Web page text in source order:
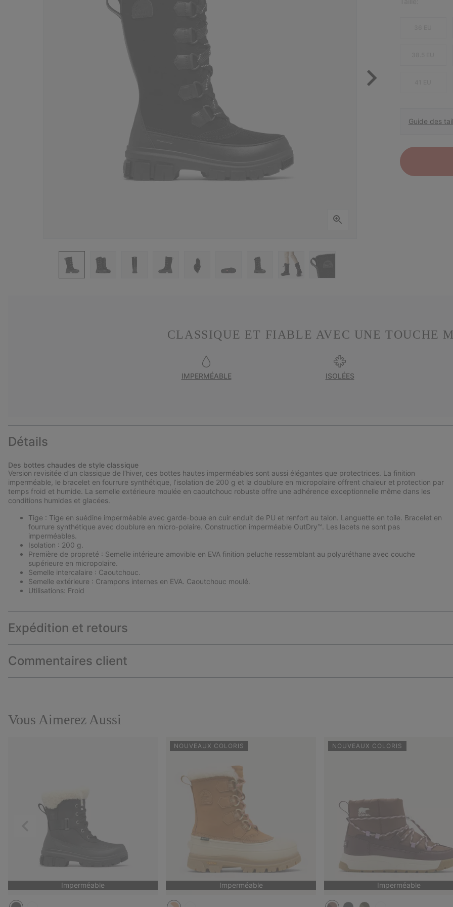
Guide des
CLASSIQUE ET FIABLE AVEC UNE TOUCHE
IMPERMÉABLE ISOLÉES
Détails
Des bottes chaudes de style classique
Version revisitée d’un classique de l’hiver, ces bottes hautes imperméables sont aussi élégantes que protectrices. La finition
imperméable, le bracelet en fourrure synthétique, l’isolation de 200 g et la doublure en micropolaire offrent chaleur et protection par
temps froid et humide. La semelle extérieure moulée en caoutchouc robuste offre une adhérence exceptionnelle même dans les
conditions humides et glacées.
Tige : Tige en suédine imperméable avec garde-boue en cuir enduit de PU et renfort au talon. Languette en toile. Bracelet en
fourrure synthétique avec doublure en micro-polaire. Construction imperméable OutDry™. Les lacets ne sont pas
imperméables.
Isolation : 200 g.
Première de propreté : Semelle intérieure amovible en EVA finition peluche ressemblant au polyuréthane avec couche
supérieure en micropolaire.
Semelle intercalaire : Caoutchouc.
Semelle extérieure : Crampons internes en EVA. Caoutchouc moulé.
Utilisations: Froid
Expédition et retours
Commentaires client
Vous Aimerez Aussi
Imperméable
NOUVEAUX COLORIS
Imperméable
NOUVEAUX COLORIS
Imperméable
Précédent